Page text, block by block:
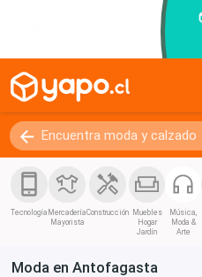
Tecnología Mercadería
Mayorista
Construcción Muebles
Hogar
Jardín
Música,
Moda &
Arte
Moda en Antofagasta